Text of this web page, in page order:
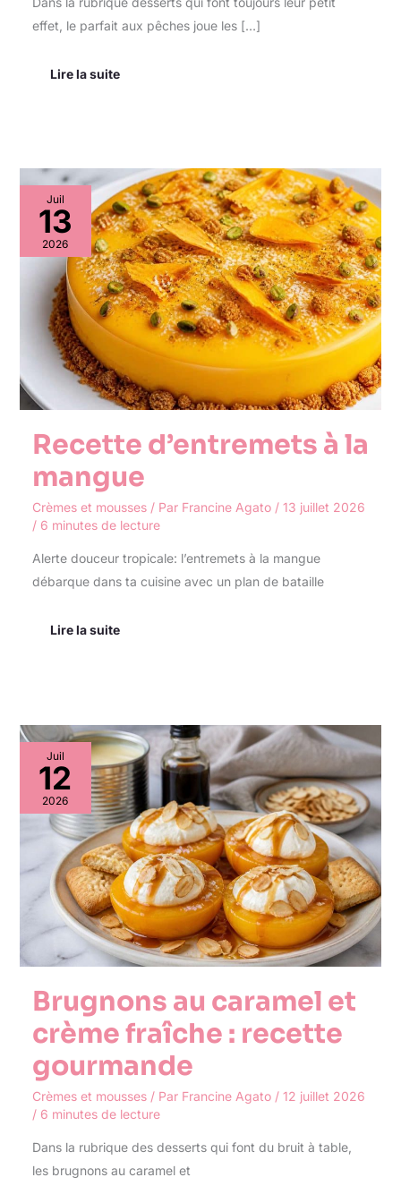
effet, le parfait aux pêches joue les […]
Lire la suite
Juil
13
2026
Recette d’entremets à la
mangue
Crèmes et mousses/ Par Francine Agato / 13 juillet 2026
/ 6 minutes de lecture
Alerte douceur tropicale: l’entremets à la mangue
débarque dans ta cuisine avec un plan de bataille
Recette
d’entremets
à
la
mangue
Lire la suite
Juil
12
2026
Brugnons au caramel et
crème fraîche : recette
gourmande
Crèmes et mousses/ Par Francine Agato / 12 juillet 2026
/ 6 minutes de lecture
Dans la rubrique des desserts qui font du bruit à table,
les brugnons au caramel et
Brugnons
au
caramel
et
crème
fraîche
recette
gourmande